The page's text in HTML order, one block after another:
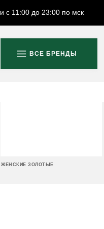
с 11:00 до 23:00 по мск
ВСЕ БРЕНДЫ
ЖЕНСКИЕ ЗОЛОТЫЕ